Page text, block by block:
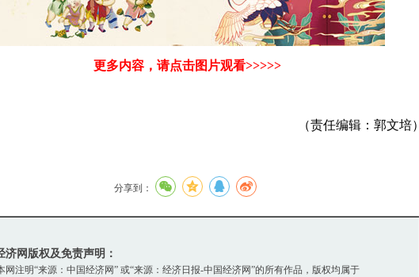
更多内容，请点击图片观看>>>>>
（责任编辑：郭文培）
分享到：
济网版权及免责声明：
网注明“来源：中国经济网” 或“来源：经济日报-中国经济网”的所有作品，版权均属于